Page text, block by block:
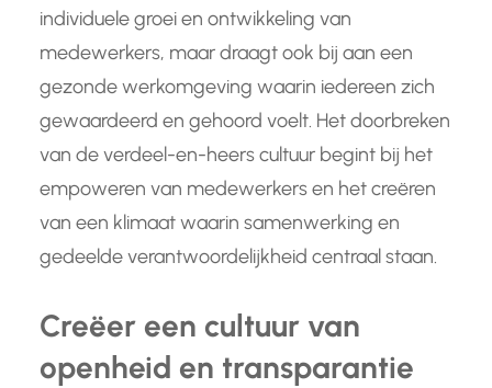
individuele groei en ontwikkeling van
medewerkers, maar draagt ook bij aan een
gezonde werkomgeving waarin iedereen zich
gewaardeerd en gehoord voelt. Het doorbreken
van de verdeel-en-heers cultuur begint bij het
empoweren van medewerkers en het creëren
van een klimaat waarin samenwerking en
gedeelde verantwoordelijkheid centraal staan.
Creëer een cultuur van
openheid en transparantie